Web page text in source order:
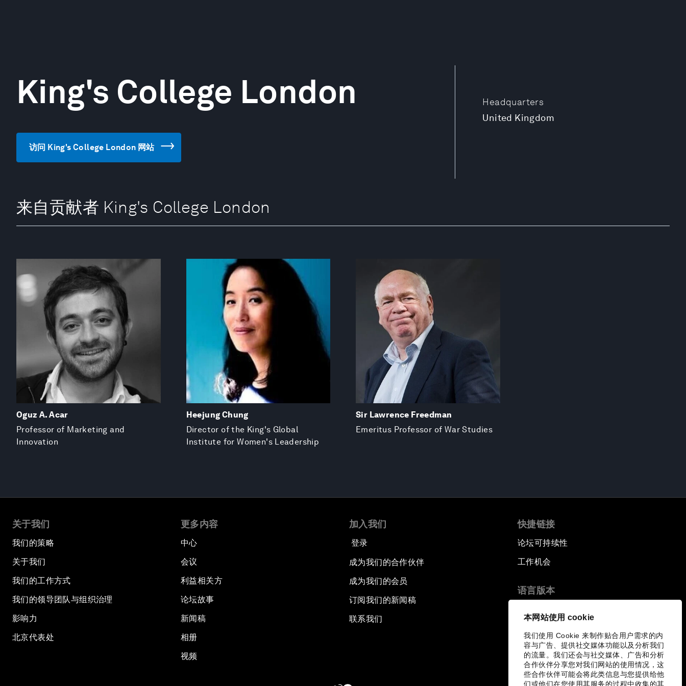
本网站使用 cookie
我们使用 Cookie 来制作贴合用户需求的内
容与广告、提供社交媒体功能以及分析我们
的流量。我们还会与社交媒体、广告和分析
合作伙伴分享您对我们网站的使用情况，这
些合作伙伴可能会将此类信息与您提供给他
们或他们在您使用其服务的过程中收集的其
Headquarters
United Kingdom
King's College London
访问 King's College London 网站
来自贡献者 King's College London
Oguz A. Acar
Professor of Marketing and
Innovation
Heejung Chung
Director of the King's Global
Institute for Women's Leadership
Sir Lawrence Freedman
Emeritus Professor of War Studies
关于我们
我们的策略
关于我们
我们的工作方式
我们的领导团队与组织治理
影响力
北京代表处
更多内容
中心
会议
利益相关方
论坛故事
新闻稿
相册
视频
加入我们
登录
成为我们的合作伙伴
成为我们的会员
订阅我们的新闻稿
联系我们
快捷链接
论坛可持续性
工作机会
语言版本